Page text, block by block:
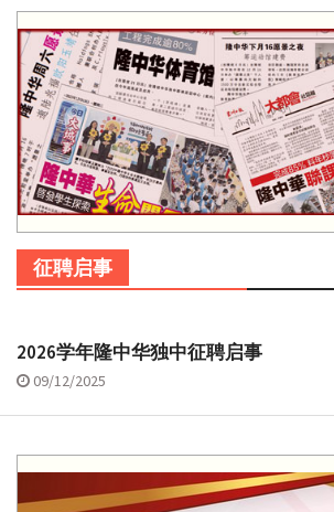
征聘启事
2026学年隆中华独中征聘启事
09/12/2025